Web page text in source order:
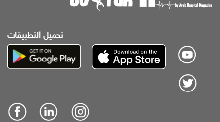
تحميل التطبيقات